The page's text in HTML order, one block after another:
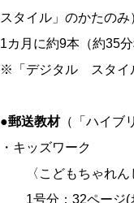
スタイル」のかたのみ
1カ月に約9本（約35
※「デジタル スタイ
●郵送教材（「ハイブ
・キッズワーク
〈こどもちゃれんじ
1号分：32ページ(